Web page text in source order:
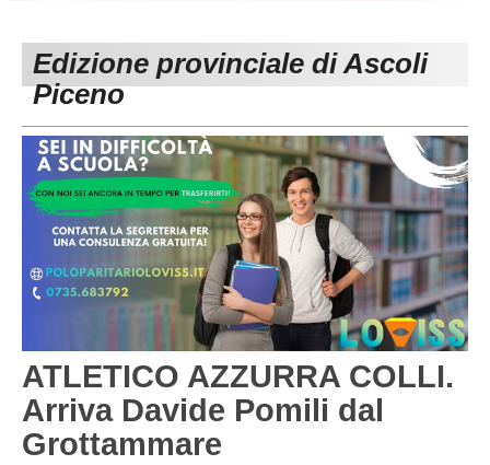
Carica la tua Rosa
1^ CATEGORIA
3^ CATEGORIA
GIOVANILI
Edizione provinciale di Ascoli
Piceno
ATLETICO AZZURRA COLLI.
Arriva Davide Pomili dal
Grottammare